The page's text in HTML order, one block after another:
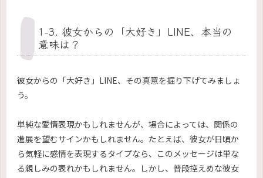
1-3. 彼女からの「大好き」LINE、本当の
意味は？
彼女からの「大好き」LINE、その真意を掘り下げてみましょ
う。
単純な愛情表現かもしれませんが、場合によっては、関係の
進展を望むサインかもしれません。たとえば、彼女が日頃か
ら気軽に感情を表現するタイプなら、このメッセージは単な
る親しみの表れかもしれません。しかし、普段控えめな彼女